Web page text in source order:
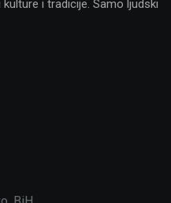
i tradicije. Samo ljudski